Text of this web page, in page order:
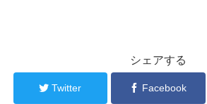
シェアする
Twitter Facebook